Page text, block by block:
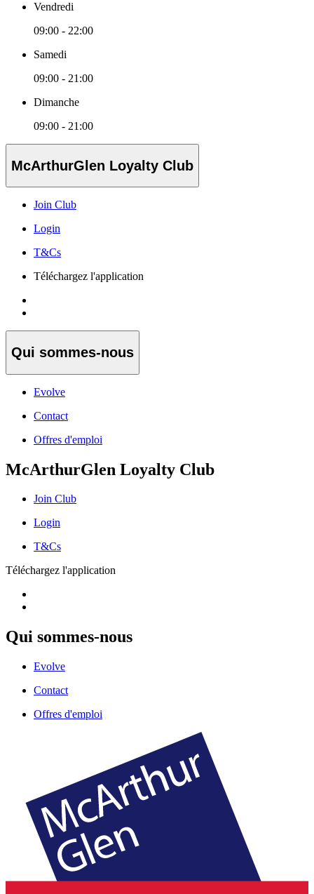
Vendredi
09:00 - 22:00
Samedi
09:00 - 21:00
Dimanche
09:00 - 21:00
McArthurGlen Loyalty Club
Join Club
Login
T&Cs
Téléchargez l'application
Qui sommes-nous
Evolve
Contact
Offres d'emploi
McArthurGlen Loyalty Club
Join Club
Login
T&Cs
Téléchargez l'application
Qui sommes-nous
Evolve
Contact
Offres d'emploi